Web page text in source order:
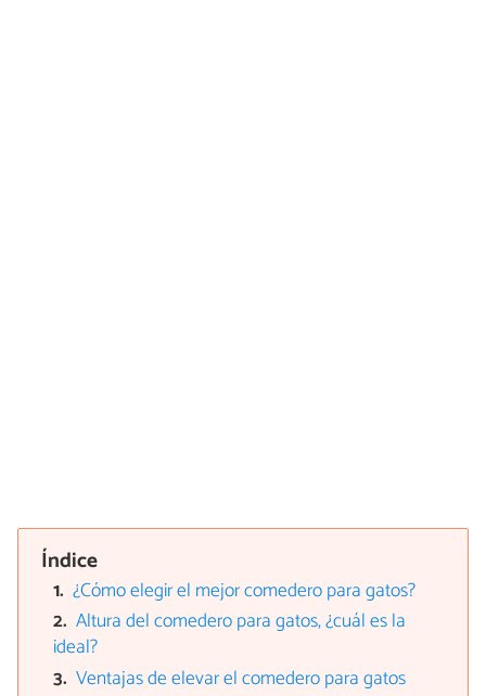
Índice
¿Cómo elegir el mejor comedero para gatos?
Altura del comedero para gatos, ¿cuál es la
ideal?
Ventajas de elevar el comedero para gatos